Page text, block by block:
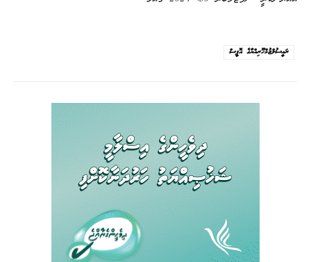
ރައީސުލްޖުމްހޫރިއްޔާގެ އޮފީސް